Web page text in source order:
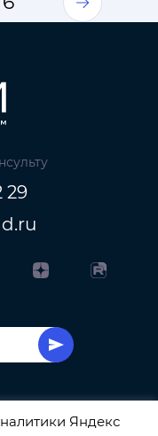
29
Яндекс